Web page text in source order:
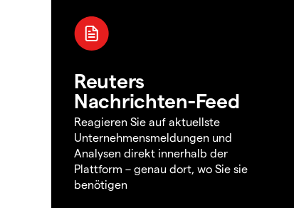
Reuters
Nachrichten-Feed
Reagieren Sie auf aktuellste
Unternehmensmeldungen und
Analysen direkt innerhalb der
Plattform – genau dort, wo Sie sie
benötigen